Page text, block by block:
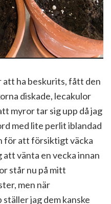
att ha beskurits, fått den
diskade, lecakulor
myror tar sig upp då jag
med lite perlit iblandad
för att försiktigt väcka
vänta en vecka innan
står nu på mitt
men när
ställer jag dem kanske